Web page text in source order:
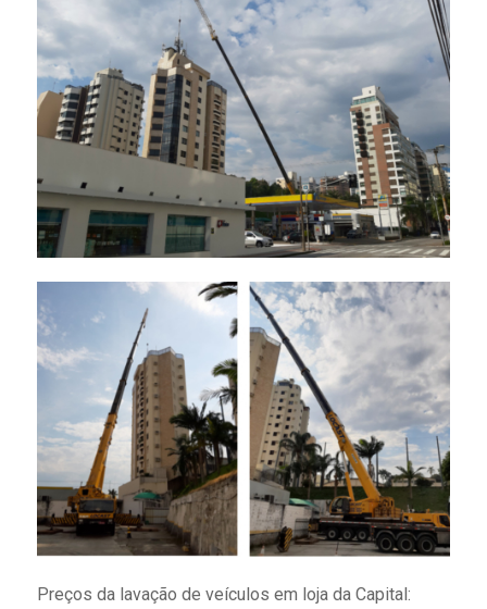
Preços da lavação de veículos em loja da Capital: